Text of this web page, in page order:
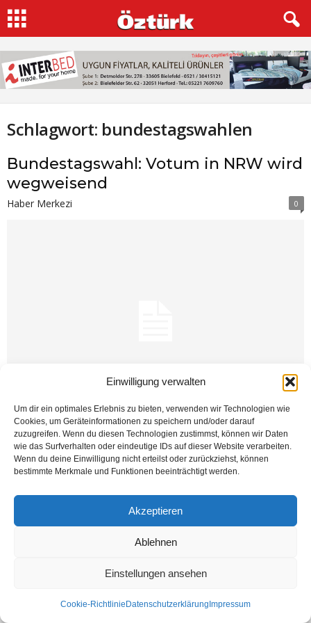
Einwilligung verwalten
Um dir ein optimales Erlebnis zu bieten, verwenden wir Technologien wie
Cookies, um Geräteinformationen zu speichern und/oder darauf
zuzugreifen. Wenn du diesen Technologien zustimmst, können wir Daten
wie das Surfverhalten oder eindeutige IDs auf dieser Website verarbeiten.
Wenn du deine Einwilligung nicht erteilst oder zurückziehst, können
bestimmte Merkmale und Funktionen beeinträchtigt werden.
Akzeptieren
Ablehnen
Einstellungen ansehen
Cookie-Richtlinie Datenschutzerklärung Impressum
Schlagwort: bundestagswahlen
Bundestagswahl: Votum in NRW wird
wegweisend
Haber Merkezi 0
Das Superwahljahr 2017 in Deutschland wird durch verschieden Landtags-
sowie die Bundestagswahl bestimmt sein. Das Bundesland NRW ist dabei ein
sogenannter Testlauf. 2017 ist...
© Öztürk Gazetesi 1986 – 2026